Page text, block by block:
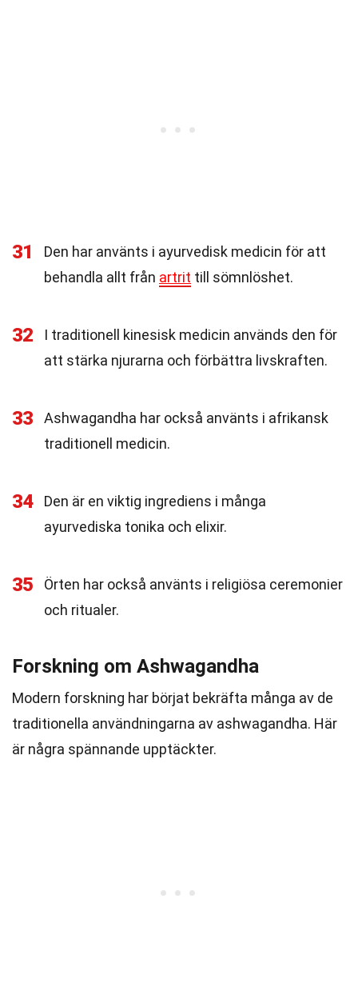
31
Den har använts i ayurvedisk medicin för att
behandla allt från artrit till sömnlöshet.
32
I traditionell kinesisk medicin används den för
att stärka njurarna och förbättra livskraften.
33
Ashwagandha har också använts i afrikansk
traditionell medicin.
34
Den är en viktig ingrediens i många
ayurvediska tonika och elixir.
35
Örten har också använts i religiösa ceremonier
och ritualer.
Forskning om Ashwagandha
Modern forskning har börjat bekräfta många av de
traditionella användningarna av ashwagandha. Här
är några spännande upptäckter.